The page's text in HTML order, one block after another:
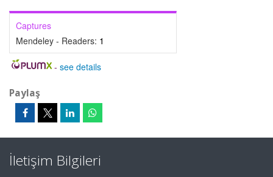
Captures
Mendeley - Readers: 1
- see details
Paylaş
İletişim Bilgileri